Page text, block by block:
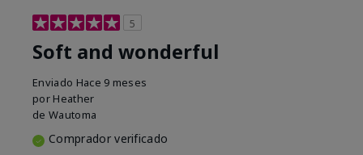
5
Soft and wonderful
Enviado Hace 9 meses
por Heather
de Wautoma
Comprador verificado